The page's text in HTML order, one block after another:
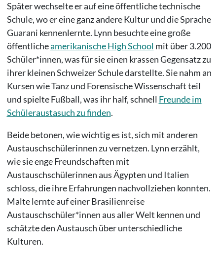
Später wechselte er auf eine öffentliche technische
Schule, wo er eine ganz andere Kultur und die Sprache
Guarani kennenlernte. Lynn besuchte eine große
öffentlicheamerikanische High School mit über 3.200
Schüler*innen, was für sie einen krassen Gegensatz zu
ihrer kleinen Schweizer Schule darstellte. Sie nahm an
Kursen wie Tanz und Forensische Wissenschaft teil
und spielte Fußball, was ihr half, schnell Freunde im
Schüleraustasuch zu finden.
Beide betonen, wie wichtig es ist, sich mit anderen
Austauschschülerinnen zu vernetzen. Lynn erzählt,
wie sie enge Freundschaften mit
Austauschschülerinnen aus Ägypten und Italien
schloss, die ihre Erfahrungen nachvollziehen konnten.
Malte lernte auf einer Brasilienreise
Austauschschüler*innen aus aller Welt kennen und
schätzte den Austausch über unterschiedliche
Kulturen.